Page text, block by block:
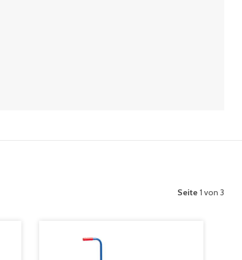
Seite 1 von 3